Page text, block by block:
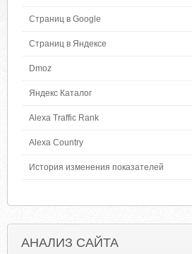
Страниц в Google
Страниц в Яндексе
Dmoz
Яндекс Каталог
Alexa Traffic Rank
Alexa Country
История изменения показателей
АНАЛИЗ САЙТА